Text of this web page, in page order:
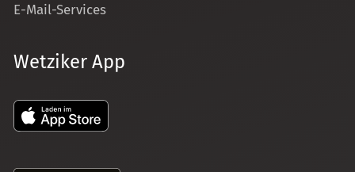
E-Mail-Services
Wetziker App